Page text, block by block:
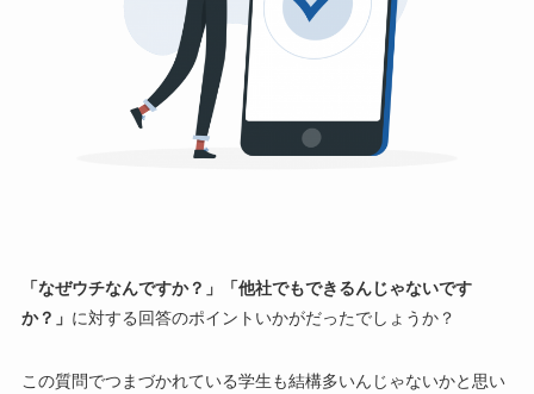
「なぜウチなんですか？」「他社でもできるんじゃないです
か？」 に対する回答のポイントいかがだったでしょうか？
この質問でつまづかれている学生も結構多いんじゃないかと思い